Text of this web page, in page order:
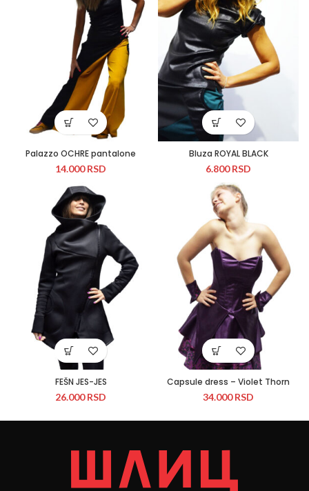
Palazzo OCHRE pantalone
14.000RSD
Bluza ROYAL BLACK
6.800RSD
FEŠN JES-JES
26.000RSD
Capsule dress – Violet Thorn
34.000RSD